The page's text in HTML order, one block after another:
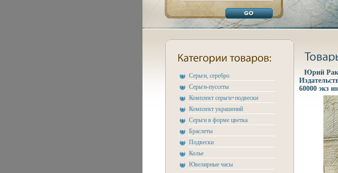
Серьги, серебро
Серьги-пуссеты
Комплект серьги+подвески
Комплект украшений
Серьги в форме цветка
Браслеты
Подвески
Колье
Ювелирные часы
Юрий
60000 экз